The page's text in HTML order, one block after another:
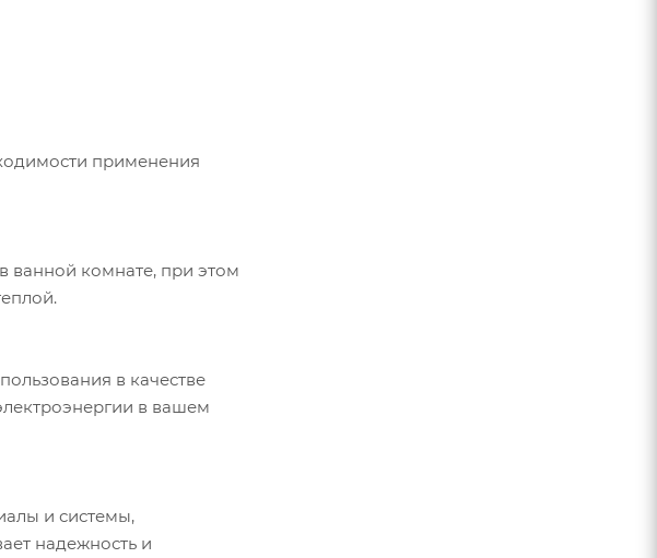
применения
ванной комнате, при этом
в качестве
в вашем
и системы,
надежность и